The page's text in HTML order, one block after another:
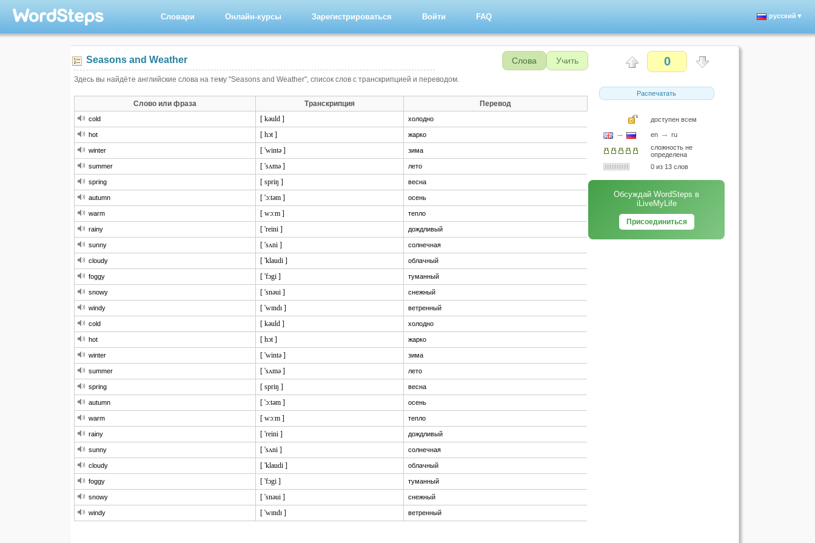
Словари Онлайн-курсы Зарегистрироваться Войти FAQ русский▼
Seasons and Weather Слова Учить
Здесь вы найдёте английские слова на тему "Seasons and Weather", список слов с транскрипцией и переводом.
Слово или фраза Транскрипция Перевод
cold [ kəuld ] холодно
hot [ hɔt ] жарко
winter [ 'wintə ] зима
summer [ 'sʌmə ] лето
spring [ spriŋ ] весна
autumn [ 'ɔ:təm ] осень
warm [ wɔ:m ] тепло
rainy [ 'reini ] дождливый
sunny [ 'sʌni ] солнечная
cloudy [ 'klaudi ] облачный
foggy [ 'fɔgi ] туманный
snowy [ 'snəui ] снежный
windy [ 'wɪndɪ ] ветренный
cold [ kəuld ] холодно
hot [ hɔt ] жарко
winter [ 'wintə ] зима
summer [ 'sʌmə ] лето
spring [ spriŋ ] весна
autumn [ 'ɔ:təm ] осень
warm [ wɔ:m ] тепло
rainy [ 'reini ] дождливый
sunny [ 'sʌni ] солнечная
cloudy [ 'klaudi ] облачный
foggy [ 'fɔgi ] туманный
snowy [ 'snəui ] снежный
windy [ 'wɪndɪ ] ветренный
0
Распечатать
доступен всем
→ en → ru
сложность не
определена
0 из 13 слов
Обсуждай WordSteps в
iLiveMyLife
Присоединиться